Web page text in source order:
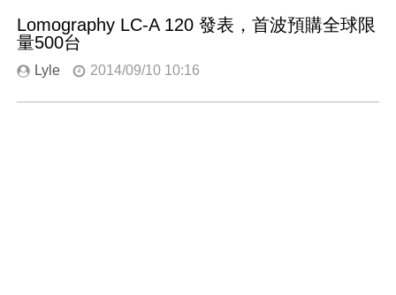
Lomography LC-A 120 發表，首波預購全球限
量500台
Lyle 2014/09/10 10:16